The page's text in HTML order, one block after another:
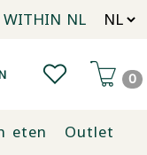
WITHIN NL
0
eten
Outlet